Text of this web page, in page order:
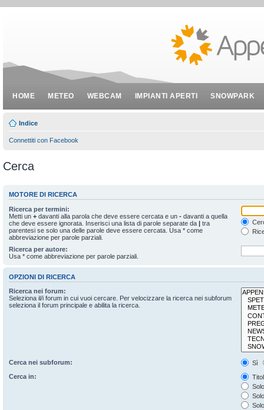
HOME METEO WEBCAM IMPIANTI APERTI SNOWPARK
Indice
Connettiti con Facebook
Cerca
MOTORE DI RICERCA
Ricerca per termini:
Metti un + davanti alla parola che deve essere cercata e un - davanti a quella
che deve essere ignorata. Inserisci una lista di parole separate da | tra
parentesi se solo una delle parole deve essere cercata. Usa * come
abbreviazione per parole parziali.
Ricerca per autore:
Usa * come abbreviazione per parole parziali.
OPZIONI DI RICERCA
Ricerca nei forum:
Seleziona il/i forum in cui vuoi cercare. Per velocizzare la ricerca nei subforum
seleziona il forum principale e abilita la ricerca.
Cerca nei subforum:
Sì
Cerca in: